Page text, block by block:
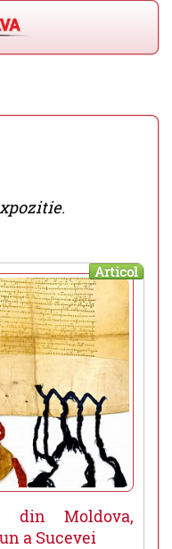
.
Articol
din Moldova,
a Sucevei